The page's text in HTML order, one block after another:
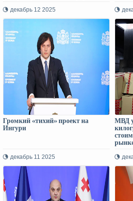
декабрь 12 2025
Громкий «тихий» проект на
Ингури
декабрь 11 2025
МВД